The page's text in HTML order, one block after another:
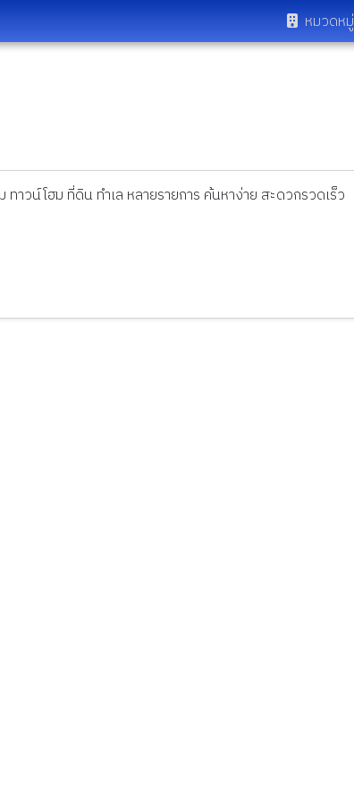
หมวดหมู่
ทาวน์โฮม ที่ดิน ทำเล หลายรายการ ค้นหาง่าย สะดวกรวดเร็ว